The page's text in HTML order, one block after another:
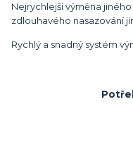
Nejrychlejší výměna
zdlouhavého nasazování
Rychlý a snadný systém